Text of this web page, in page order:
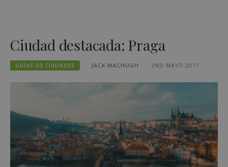
Ciudad destacada: Praga
GUÍAS DE CIUDADES JACK MACHUGH 2ND MAYO 2017